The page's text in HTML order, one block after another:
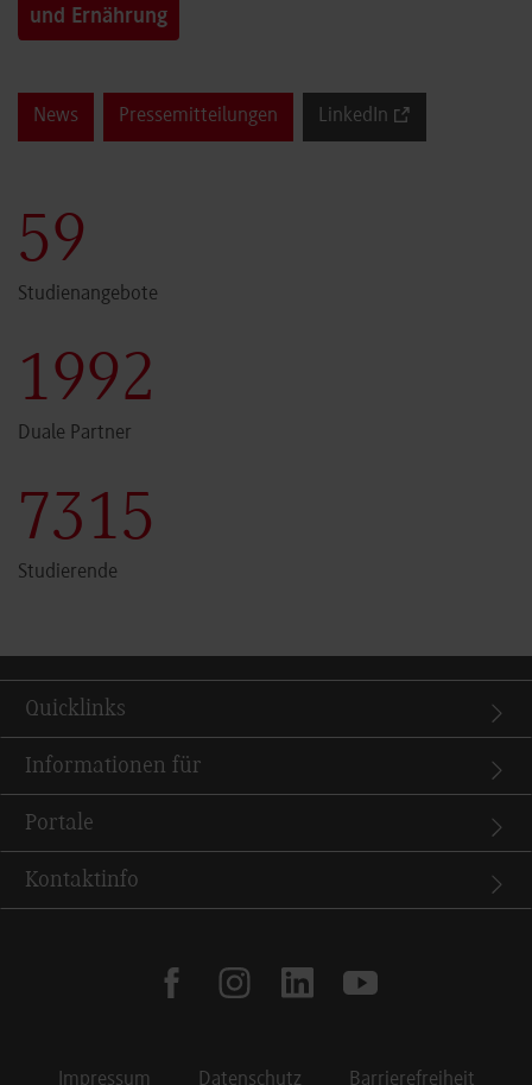
und Ernährung
News Pressemitteilungen LinkedIn
59
Studienangebote
1999
Duale Partner
7340
Studierende
Quicklinks
Informationen für
Portale
Kontaktinfo
facebookinstagramlinkedin youtube